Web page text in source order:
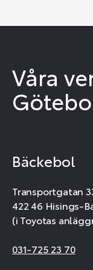
Våra
Bäckebol
Transportgatan
422 46 Hisings-
(i Toyotas
031-725 23 70